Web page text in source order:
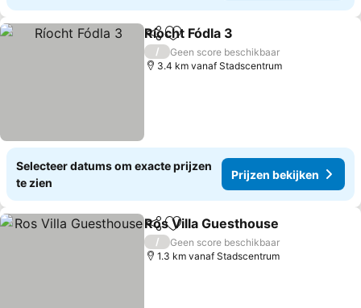
DelenToevoegen aan favorieten
Ríocht Fódla 3
/
Geen score beschikbaar
3.4 km vanaf Stadscentrum
Selecteer datums om exacte prijzen
te zien
Prijzen bekijken
DelenToevoegen aan favorieten
Ros Villa Guesthouse
/
Geen score beschikbaar
1.3 km vanaf Stadscentrum